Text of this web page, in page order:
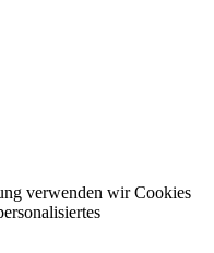
verwenden wir Cookies